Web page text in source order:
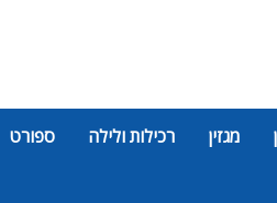
מגזין רכילות ולילה ספורט